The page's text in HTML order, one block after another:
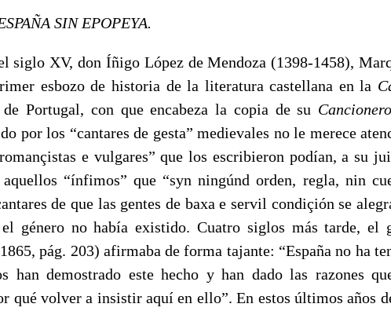
SIN EPOPEYA.
siglo XV, don Íñigo López de Mendoza (1398-1458),
esbozo de historia de la literatura castellana en la
Portugal, con que encabeza la copia de su Cancionero
por los “cantares de gesta” medievales no le merece
e vulgares” que los escribieron podían, a su
aquellos “ínfimos” que “syn ningúnd orden, regla, nin
de que las gentes de baxa e servil condiçión se
género no había existido. Cuatro siglos más tarde, el
pág. 203) afirmaba de forma tajante: “España no ha
han demostrado este hecho y han dado las razones
qué volver a insistir aquí en ello”. En estos últimos años